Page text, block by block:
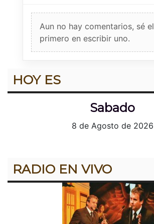
Aun no hay comentarios, sé el
primero en escribir uno.
HOY ES
Sabado
8 de Agosto de 2026
RADIO EN VIVO